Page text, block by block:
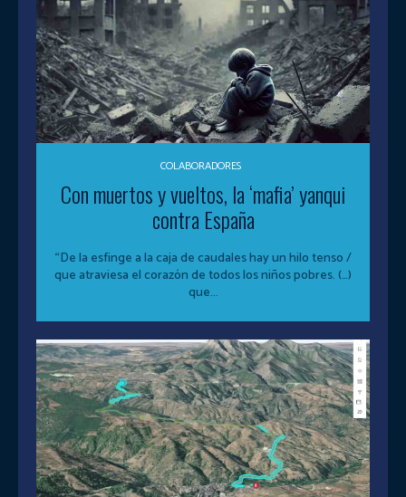
COLABORADORES
Con muertos y vueltos, la ‘mafia’ yanqui
contra España
“De la esfinge a la caja de caudales hay un hilo tenso /
que atraviesa el corazón de todos los niños pobres. (…)
que...